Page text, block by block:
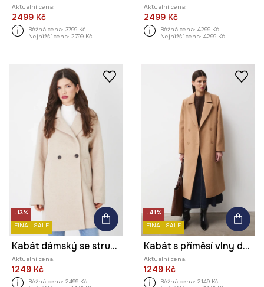
Aktuální cena:
2499 Kč
Běžná cena: 3799 Kč
Nejnižší cena: 2799 Kč
Aktuální cena:
2499 Kč
Běžná cena: 4299 Kč
Nejnižší cena: 4299 Kč
-13%
FINAL SALE
Kabát dámský se strukturou béžová barva
Aktuální cena:
1249 Kč
Běžná cena: 2499 Kč
-41%
FINAL SALE
Kabát s příměsí vlny dámský bez vzoru
Aktuální cena:
1249 Kč
Běžná cena: 2149 Kč